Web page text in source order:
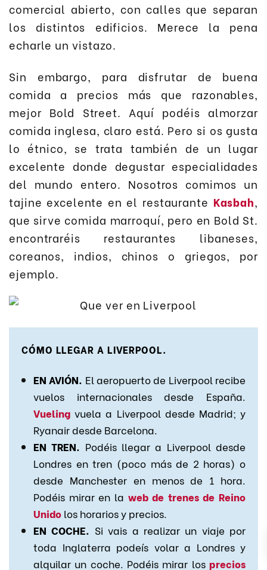
comercial abierto, con calles que separan
los distintos edificios. Merece la pena
echarle un vistazo.
Sin embargo, para disfrutar de buena
comida a precios más que razonables,
mejor Bold Street. Aquí podéis almorzar
comida inglesa, claro está. Pero si os gusta
lo étnico, se trata también de un lugar
excelente donde degustar especialidades
del mundo entero. Nosotros comimos un
tajine excelente en el restaurante Kasbah,
que sirve comida marroquí, pero en Bold St.
encontraréis restaurantes libaneses,
coreanos, indios, chinos o griegos, por
ejemplo.
CÓMO LLEGAR A LIVERPOOL.
EN AVIÓN. El aeropuerto de Liverpool recibe
vuelos internacionales desde España.
Vueling vuela a Liverpool desde Madrid; y
Ryanair desde Barcelona.
EN TREN. Podéis llegar a Liverpool desde
Londres en tren (poco más de 2 horas) o
desde Manchester en menos de 1 hora.
Podéis mirar en la web de trenes de Reino
Unido los horarios y precios.
EN COCHE. Si vais a realizar un viaje por
toda Inglaterra podeís volar a Londres y
alquilar un coche. Podéis mirar los precios